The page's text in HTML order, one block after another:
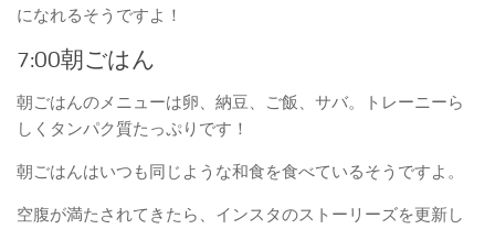
になれるそうですよ！
7:00朝ごはん
朝ごはんのメニューは卵、納豆、ご飯、サバ。トレーニーら
しくタンパク質たっぷりです！
朝ごはんはいつも同じような和食を食べているそうですよ。
空腹が満たされてきたら、インスタのストーリーズを更新し